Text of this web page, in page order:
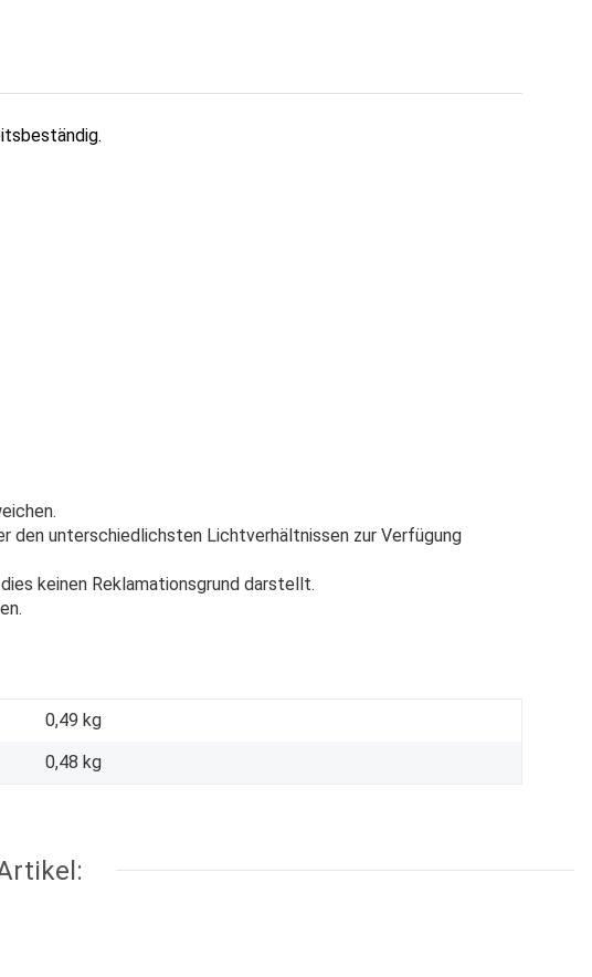
den unterschiedlichsten Lichtverhältnissen zur Verfügung
keinen Reklamationsgrund darstellt.
0,49 kg
0,48 kg